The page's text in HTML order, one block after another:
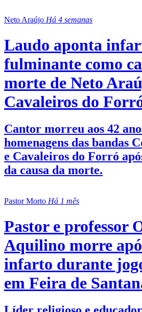
Neto Araújo Há 4 semanas
Laudo aponta
fulminante como
morte de Neto
Cavaleiros do
Cantor morreu aos 42
homenagens das bandas
e Cavaleiros do Forró
da causa da morte.
Pastor Morto Há 1 mês
Pastor e professor
Aquilino morre
infarto durante
em Feira de